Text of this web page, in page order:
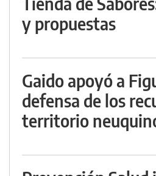
y propuestas
Gaido apoyó a
defensa de los
territorio